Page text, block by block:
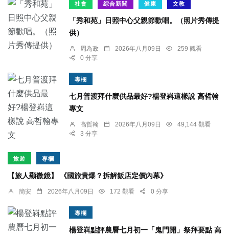
社會 綜合新聞 健康 文教
「秀和苑」日照中心父親節歡唱。（照片秀傳提
供）
周為政 2026年八月09日
259 觀看
0 分享
專欄
七月普渡拜什麼供品最好?楊登嵙這樣說 高哲翰
專文
高哲翰 2026年八月09日
49,144 觀看
3 分享
旅遊 專欄
【旅人顯微鏡】 《國旅貴爆？拆解飯店定價內幕》
簡安 2026年八月09日 172 觀看 0 分享
專欄
楊登嵙點評農曆七月初一「鬼門開」祭拜要點 高